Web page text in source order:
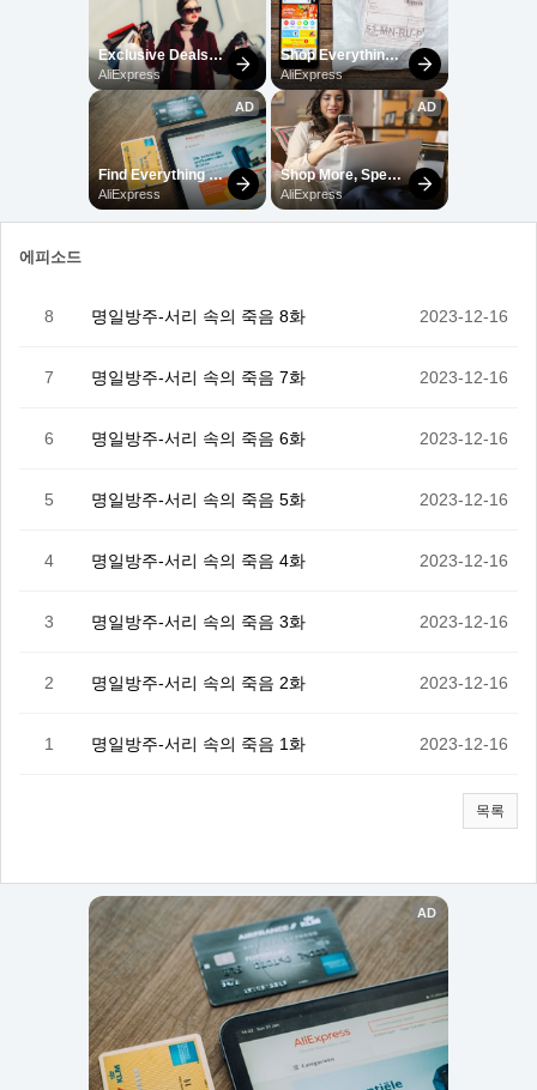
에피소드
8 명일방주-서리 속의 죽음 8화 2023-12-16
7 명일방주-서리 속의 죽음 7화 2023-12-16
6 명일방주-서리 속의 죽음 6화 2023-12-16
5 명일방주-서리 속의 죽음 5화 2023-12-16
4 명일방주-서리 속의 죽음 4화 2023-12-16
3 명일방주-서리 속의 죽음 3화 2023-12-16
2 명일방주-서리 속의 죽음 2화 2023-12-16
1 명일방주-서리 속의 죽음 1화 2023-12-16
목록